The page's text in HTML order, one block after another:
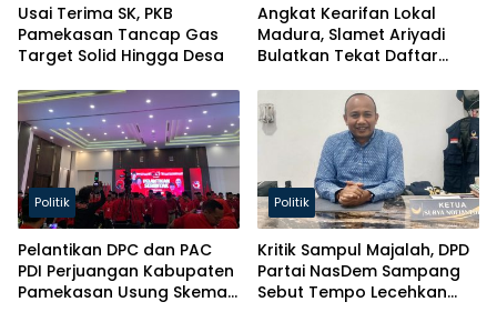
Usai Terima SK, PKB
Pamekasan Tancap Gas
Target Solid Hingga Desa
Angkat Kearifan Lokal
Madura, Slamet Ariyadi
Bulatkan Tekat Daftar
Politik
Pelantikan DPC dan PAC
PDI Perjuangan Kabupaten
Pamekasan Usung Skema
Politik
Kritik Sampul Majalah, DPD
Partai NasDem Sampang
Sebut Tempo Lecehkan